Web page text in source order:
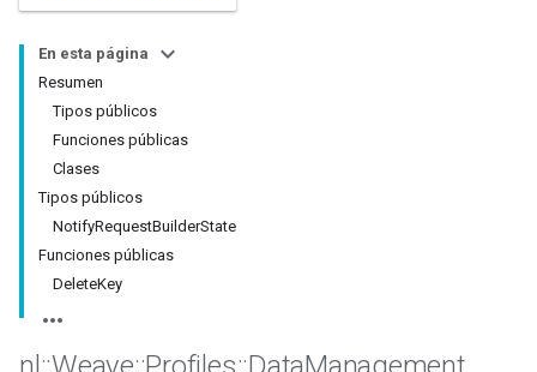
En esta página
Resumen
Tipos públicos
Funciones públicas
Clases
Tipos públicos
NotifyRequestBuilderState
Funciones públicas
DeleteKey